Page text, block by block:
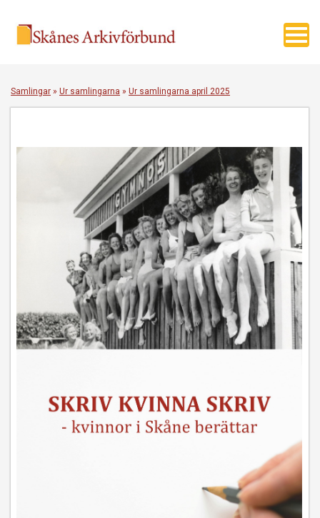
Samlingar » Ur samlingarna » Ur samlingarna april 2025